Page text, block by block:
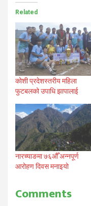
Related
कोशी प्रदेशस्तरीय महिला
फुटबलको उपाधि झापालाई
नारच्याङमा ७६औँ अन्नपूर्ण
आरोहण दिवस मनाइयो
Comments